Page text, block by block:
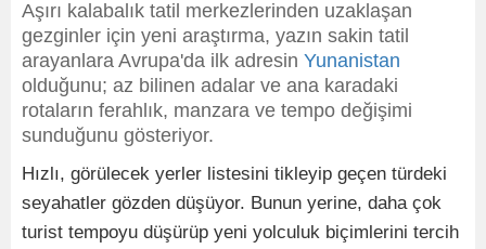
Aşırı kalabalık tatil merkezlerinden uzaklaşan
gezginler için yeni araştırma, yazın sakin tatil
arayanlara Avrupa'da ilk adresin Yunanistan
olduğunu; az bilinen adalar ve ana karadaki
rotaların ferahlık, manzara ve tempo değişimi
sunduğunu gösteriyor.
Hızlı, görülecek yerler listesini tikleyip geçen türdeki
seyahatler gözden düşüyor. Bunun yerine, daha çok
turist tempoyu düşürüp yeni yolculuk biçimlerini tercih